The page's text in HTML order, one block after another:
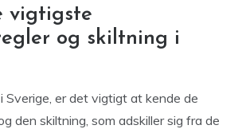
vigtigste
og skiltning i
Sverige, er det vigtigt at kende de
den skiltning, som adskiller sig fra de